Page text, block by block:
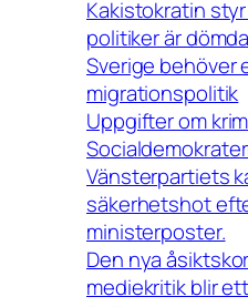
Kakistokratin
politiker är
Sverige behöver
migrationspolitik
Uppgifter om
Vänsterpartiets
säkerhetshot
ministerposter.
Den nya
mediekritik blir